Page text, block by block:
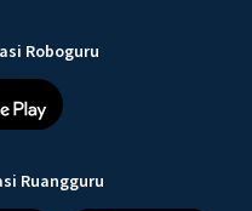
Roboguru
Ruangguru